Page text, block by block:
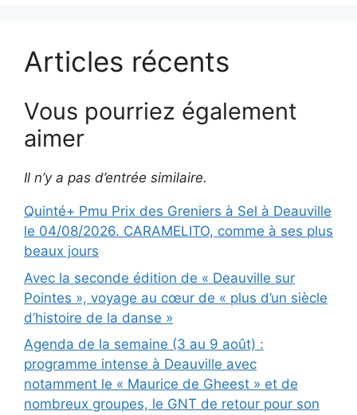
Articles récents
Vous pourriez également
aimer
Il n’y a pas d’entrée similaire.
Quinté+ Pmu Prix des Greniers à Sel à Deauville
le 04/08/2026. CARAMELITO, comme à ses plus
beaux jours
Avec la seconde édition de « Deauville sur
Pointes », voyage au cœur de « plus d’un siècle
d’histoire de la danse »
Agenda de la semaine (3 au 9 août) :
programme intense à Deauville avec
notamment le « Maurice de Gheest » et de
nombreux groupes, le GNT de retour pour son